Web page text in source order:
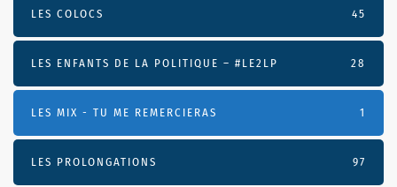
LES COLOCS 45
LES ENFANTS DE LA POLITIQUE – #LE2LP 28
LES MIX - TU ME REMERCIERAS 1
LES PROLONGATIONS 97